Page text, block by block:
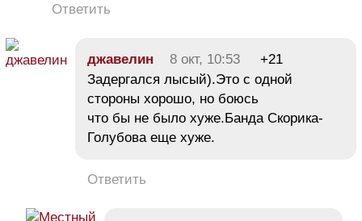
Ответить
джавелин 8 окт, 10:53
+21
Задергался лысый).Это с одной
стороны хорошо, но боюсь
что бы не было хуже.Банда Скорика-
Голубова еще хуже.
Ответить